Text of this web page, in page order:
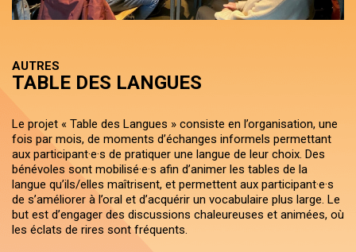
AUTRES
TABLE DES LANGUES
Le projet « Table des Langues » consiste en l’organisation, une
fois par mois, de moments d’échanges informels permettant
aux participant·e·s de pratiquer une langue de leur choix. Des
bénévoles sont mobilisé·e·s afin d’animer les tables de la
langue qu’ils/elles maîtrisent, et permettent aux participant·e·s
de s’améliorer à l’oral et d’acquérir un vocabulaire plus large. Le
but est d’engager des discussions chaleureuses et animées, où
les éclats de rires sont fréquents.